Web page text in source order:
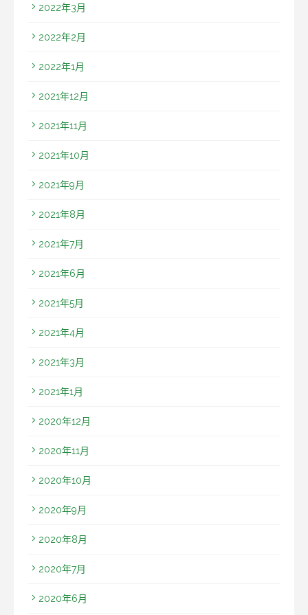
2022年3月
2022年2月
2022年1月
2021年12月
2021年11月
2021年10月
2021年9月
2021年8月
2021年7月
2021年6月
2021年5月
2021年4月
2021年3月
2021年1月
2020年12月
2020年11月
2020年10月
2020年9月
2020年8月
2020年7月
2020年6月